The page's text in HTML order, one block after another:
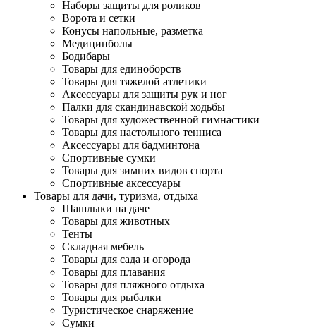
Наборы защиты для роликов
Ворота и сетки
Конусы напольные, разметка
Медицинболы
Бодибары
Товары для единоборств
Товары для тяжелой атлетики
Аксессуары для защиты рук и ног
Палки для скандинавской ходьбы
Товары для художественной гимнастики
Товары для настольного тенниса
Аксессуары для бадминтона
Спортивные сумки
Товары для зимних видов спорта
Спортивные аксессуары
Товары для дачи, туризма, отдыха
Шашлыки на даче
Товары для животных
Тенты
Складная мебель
Товары для сада и огорода
Товары для плавания
Товары для пляжного отдыха
Товары для рыбалки
Туристическое снаряжение
Сумки